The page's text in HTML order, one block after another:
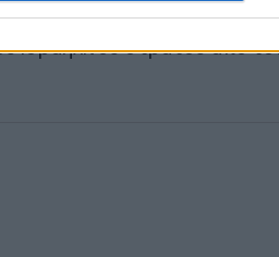
– το επίλεκτο σώμα
ισραηλινού στρατού από